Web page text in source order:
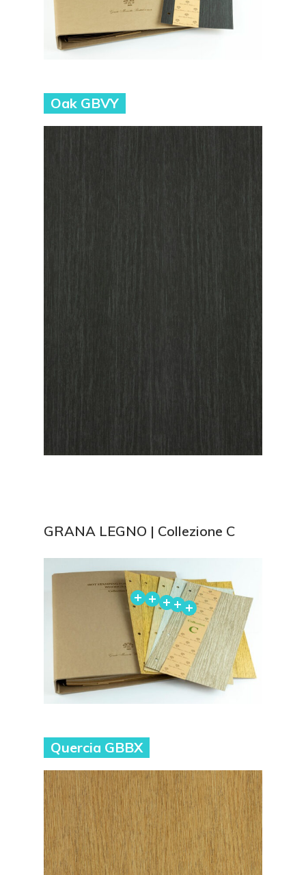
Oak GBVY
GRANA LEGNO | Collezione C
Quercia GBBX